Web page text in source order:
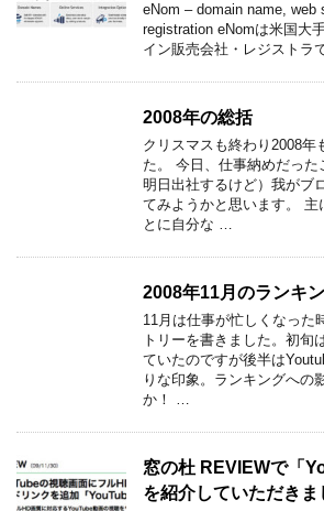
eNom – domain name, web
registration eNomは米国大
イン販売会社・レジストラ
2008年の総括
クリスマスも終わり2008年
た。 今日、仕事納めだっ
明日出社するけど）我がブ
てみようかと思います。 主
とに自分な …
2008年11月のランキ
11月は仕事が忙しくなった
トリーを書きました。初旬
ていたのですが後半は
りな印象。ランキングへの
か！ …
窓の杜 REVIEWで「
を紹介していただきま